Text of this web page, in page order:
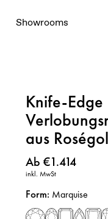
Showrooms
Knife-Edge
aus
Preis:
Ab €1.414
inkl. MwSt
Form: Marquise